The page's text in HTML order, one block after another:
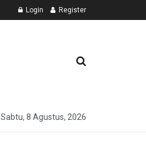
Login Register
Sabtu, 8 Agustus, 2026